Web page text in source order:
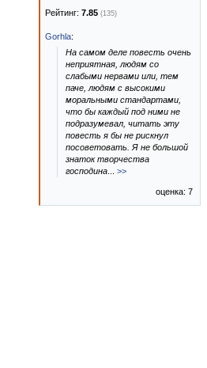
Рейтинг: 7.85 (135)
Gorhla:
На самом деле повесть очень
неприятная, людям со
слабыми нервами или, тем
паче, людям с высокими
моральными стандартами,
что бы каждый под ними не
подразумевал, читать эту
повесть я бы не рискнул
посоветовать. Я не большой
знаток творчества
господина
>>
оценка: 7